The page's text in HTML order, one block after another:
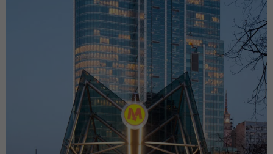
Doświadczenie
Aby nasza strona
internetowa
działała jak
najlepiej podczas
twojego
przejścia na nią.
Jeśli odrzucisz te
pliki cookie,
niektóre funkcje
znikną ze strony
internetowej.